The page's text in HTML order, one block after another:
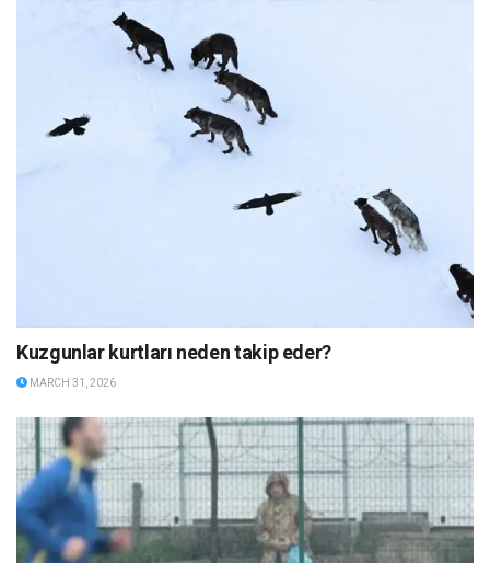
Kuzgunlar kurtları neden takip eder?
MARCH 31, 2026